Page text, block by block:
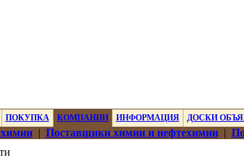
ПОКУПКА КОМПАНИИ ИНФОРМАЦИЯ ДОСКИ
| Поставщики химии и нефтехимии|